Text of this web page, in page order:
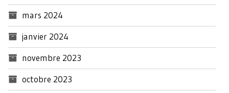
mars 2024
janvier 2024
novembre 2023
octobre 2023